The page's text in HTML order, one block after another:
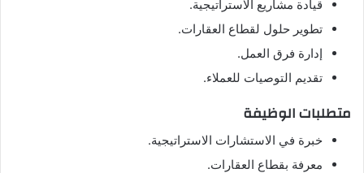
قيادة مشاريع الاستراتيجية.
تطوير حلول لقطاع العقارات.
إدارة فرق العمل.
تقديم التوصيات للعملاء.
متطلبات الوظيفة
خبرة في الاستشارات الاستراتيجية.
معرفة بقطاع العقارات.